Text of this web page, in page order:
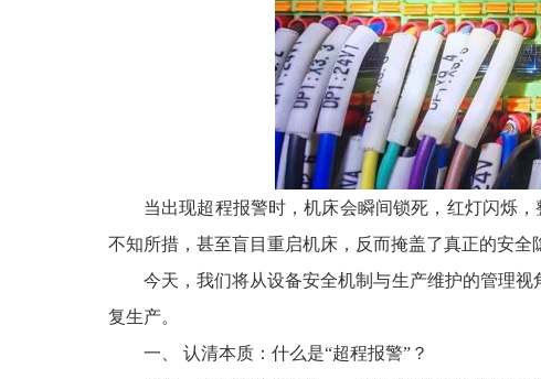
当出现超程报警时，机床会瞬间锁死，红灯闪烁
不知所措，甚至盲目重启机床，反而掩盖了真正的安全
今天，我们将从设备安全机制与生产维护的管理
复生产。
一、 认清本质：什么是“超程报警”？